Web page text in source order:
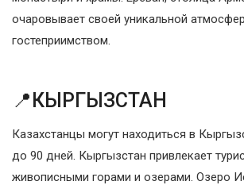
очаровывает своей уникальной
гостеприимством.
📍КЫРГЫЗСТАН
Казахстанцы могут находиться в
до 90 дней. Кыргызстан привлекает
живописными горами и озерами. Озеро